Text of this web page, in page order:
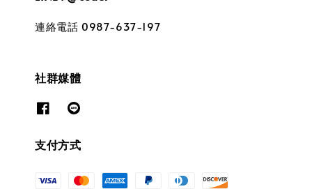
連絡電話 0987-637-197
社群媒體
支付方式